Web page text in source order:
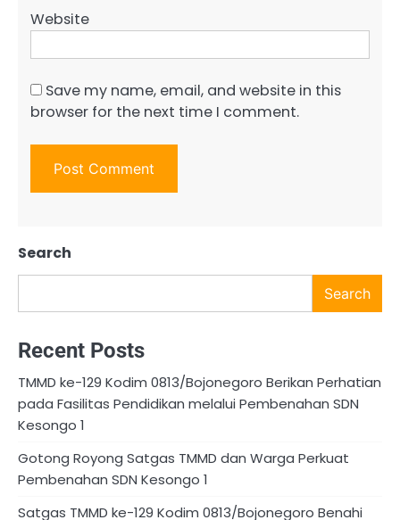
Website
Save my name, email, and website in this
browser for the next time I comment.
Search
Search
Recent Posts
TMMD ke-129 Kodim 0813/Bojonegoro Berikan Perhatian
pada Fasilitas Pendidikan melalui Pembenahan SDN
Kesongo 1
Gotong Royong Satgas TMMD dan Warga Perkuat
Pembenahan SDN Kesongo 1
Satgas TMMD ke-129 Kodim 0813/Bojonegoro Benahi